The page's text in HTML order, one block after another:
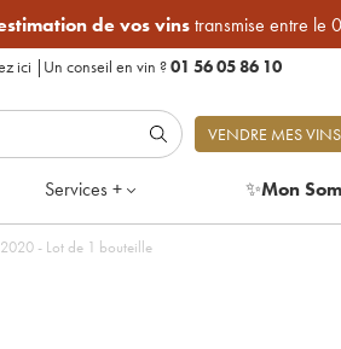
de vos vinstransmise entre le
ici | Un conseil en vin ?01 56 05 86 10
VENDRE MES VINS
Services + ✨Mon
Vaucluse (Vin de Pays de Vaucluse) Domaine des Tours Emmanuel Reynaud 2020 - Lot de 1 bouteille